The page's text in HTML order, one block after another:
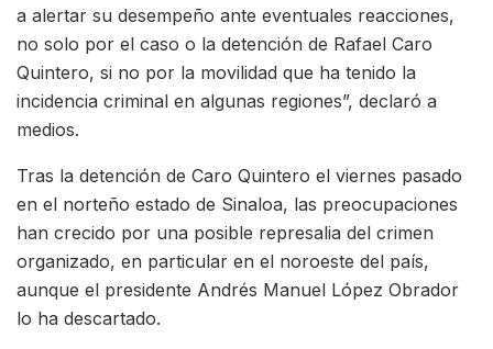
a alertar su desempeño ante eventuales reacciones,
no solo por el caso o la detención de Rafael Caro
Quintero, si no por la movilidad que ha tenido la
incidencia criminal en algunas regiones”, declaró a
medios.
Tras la detención de Caro Quintero el viernes pasado
en el norteño estado de Sinaloa, las preocupaciones
han crecido por una posible represalia del crimen
organizado, en particular en el noroeste del país,
aunque el presidente Andrés Manuel López Obrador
lo ha descartado.